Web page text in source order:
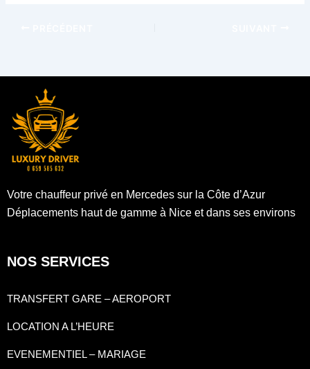
Votre chauffeur privé en Mercedes sur la Côte d’Azur
Déplacements haut de gamme à Nice et dans ses environs
NOS SERVICES
TRANSFERT GARE – AEROPORT
LOCATION A L’HEURE
EVENEMENTIEL – MARIAGE